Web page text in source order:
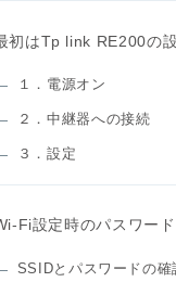
初はTp link RE200の設
１．電源オン
２．中継器への接続
３．設定
Fi設定時のパスワー
SSIDとパスワードの確